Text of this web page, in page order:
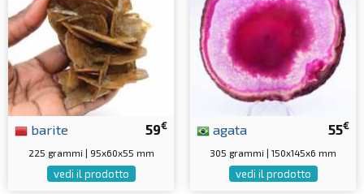
59€
barite
225 grammi | 95x60x55 mm
vedi il prodotto
55€
agata
305 grammi | 150x145x6 mm
vedi il prodotto